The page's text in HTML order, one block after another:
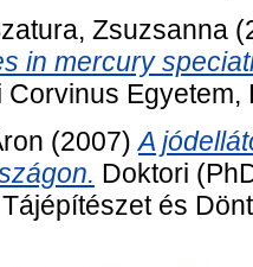
Zsuzsanna
in mercury
Corvinus
(2007)A
Doktori
és